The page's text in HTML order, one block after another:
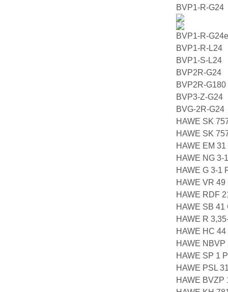
BVP1-R-G24
BVP1-R-
BVP1-R-L24
BVP1-S-L24
BVP2R-G24
BVP2R-G180
BVP3-Z-G24
BVG-2R-G24
HAWE SK
HAWE SK
HAWE EM
HAWE NG 3-
HAWE G 3-1
HAWE VR
HAWE RDF
HAWE SB 41
HAWE R
HAWE HC
HAWE
HAWE SP 1
HAWE PSL
HAWE BVZP